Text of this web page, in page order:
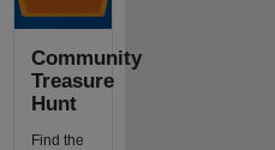
Community
Treasure
Hunt
Find the